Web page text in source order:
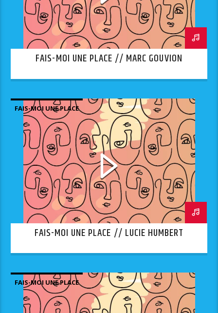
FAIS-MOI UNE PLACE // MARC GOUVION
FAIS-MOI UNE PLACE
FAIS-MOI UNE PLACE // LUCIE HUMBERT
FAIS-MOI UNE PLACE